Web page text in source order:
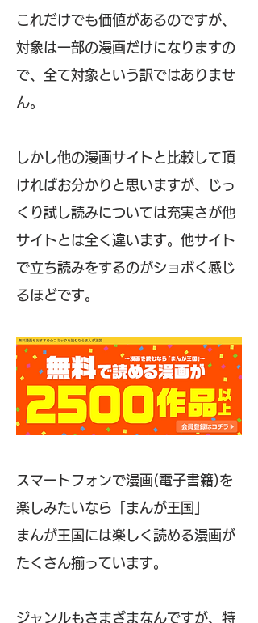
これだけでも価値があるのですが、
対象は一部の漫画だけになりますの
で、全て対象という訳ではありませ
ん。
しかし他の漫画サイトと比較して頂
ければお分かりと思いますが、じっ
くり試し読みについては充実さが他
サイトとは全く違います。他サイト
で立ち読みをするのがショボく感じ
るほどです。
スマートフォンで漫画(電子書籍)を
楽しみたいなら「まんが王国」
まんが王国には楽しく読める漫画が
たくさん揃っています。
ジャンルもさまざまなんですが、特